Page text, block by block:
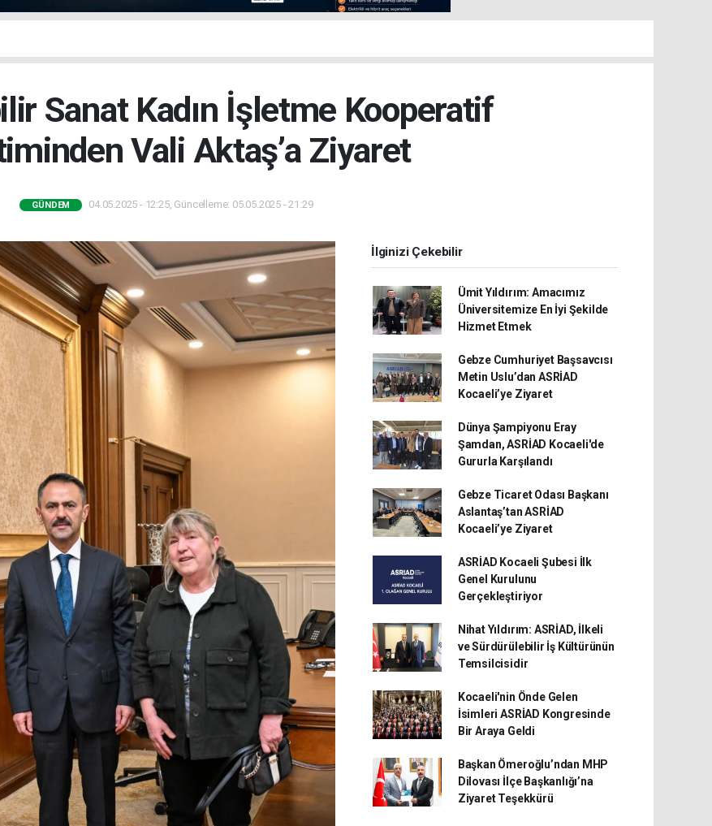
Sanat Kadın İşletme Kooperatif
Vali Aktaş’a Ziyaret
GÜNDEM 04.05.2025 - 12:25, Güncelleme: 05.05.2025 - 21:29
İlginizi Çekebilir
Ümit Yıldırım: Amacımız
Üniversitemize En İyi Şekilde
Hizmet Etmek
Gebze Cumhuriyet Başsavcısı
Metin Uslu’dan ASRİAD
Kocaeli’ye Ziyaret
Dünya Şampiyonu Eray
Şamdan, ASRİAD Kocaeli'de
Gururla Karşılandı
Gebze Ticaret Odası Başkanı
Aslantaş’tan ASRİAD
Kocaeli’ye Ziyaret
ASRİAD Kocaeli Şubesi İlk
Genel Kurulunu
Gerçekleştiriyor
Nihat Yıldırım: ASRİAD, İlkeli
ve Sürdürülebilir İş Kültürünün
Temsilcisidir
Kocaeli'nin Önde Gelen
İsimleri ASRİAD Kongresinde
Bir Araya Geldi
Başkan Ömeroğlu’ndan MHP
Dilovası İlçe Başkanlığı’na
Ziyaret Teşekkürü